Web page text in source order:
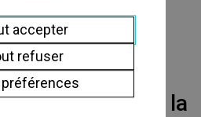
de la
Archives de la
accepter
refuser